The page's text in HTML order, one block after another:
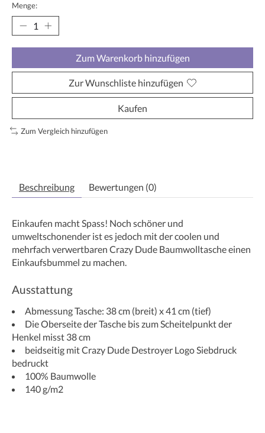
Menge:
Zum Warenkorb hinzufügen
Zur Wunschliste hinzufügen
Kaufen
Zum Vergleich hinzufügen
Beschreibung Bewertungen (0)
Einkaufen macht Spass! Noch schöner und
umweltschonender ist es jedoch mit der coolen und
mehrfach verwertbaren Crazy Dude Baumwolltasche einen
Einkaufsbummel zu machen.
Ausstattung
Abmessung Tasche: 38 cm (breit) x 41 cm (tief)
Die Oberseite der Tasche bis zum Scheitelpunkt der
Henkel misst 38 cm
beidseitig mit Crazy Dude Destroyer Logo Siebdruck
bedruckt
100% Baumwolle
140 g/m2